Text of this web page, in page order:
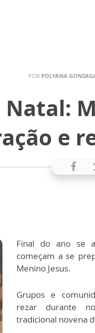
POR POLYANA
Natal:
e
Final do ano se
começam a se
Menino Jesus.
Grupos e
rezar durante
tradicional novena